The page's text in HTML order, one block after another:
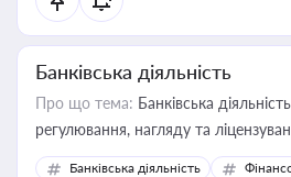
Банківська діяльність
Про що тема: Банківська
регулювання, нагляду та
Банківська діяльність